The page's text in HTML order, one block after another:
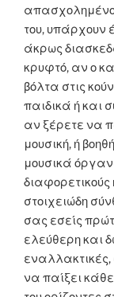
απασχολημένο
του, υπάρχουν
άκρως
κρυφτό, αν ο
βόλτα στις
παιδικά ή και
αν ξέρετε να
μουσική, ή
μουσικά
στοιχειώδη
σας εσείς
ελεύθερη και
εναλλακτικές,
να παίξει